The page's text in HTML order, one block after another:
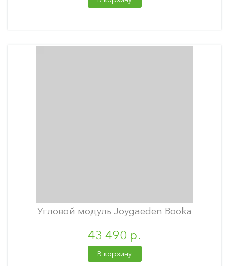
Угловой модуль Joygaeden Booka
43 490 р.
В корзину